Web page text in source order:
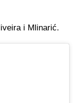
i Mlinarić.